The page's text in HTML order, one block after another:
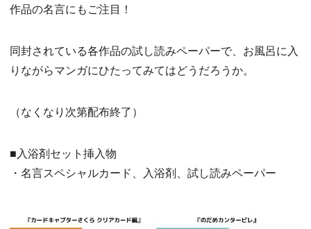
作品の名言にもご注目！
同封されている各作品の試し読みペーパーで、お風呂に入
りながらマンガにひたってみてはどうだろうか。
（なくなり次第配布終了）
■入浴剤セット挿入物
・名言スペシャルカード、入浴剤、試し読みペーパー